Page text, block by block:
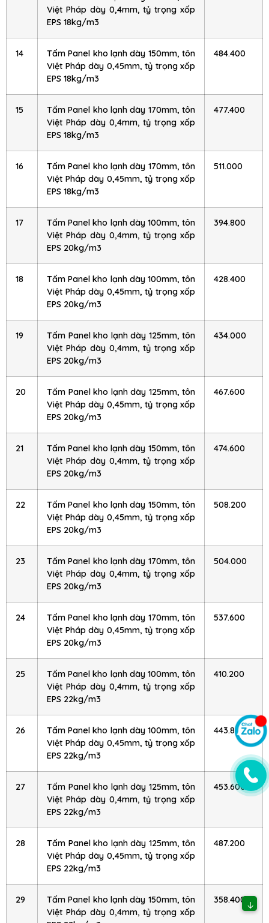
Việt Pháp dày 0,4mm, tỷ trọng xốp
EPS 18kg/m3
14
Tấm Panel kho lạnh dày 150mm, tôn
Việt Pháp dày 0,45mm, tỷ trọng xốp
EPS 18kg/m3
484.400
15
Tấm Panel kho lạnh dày 170mm, tôn
Việt Pháp dày 0,4mm, tỷ trọng xốp
EPS 18kg/m3
477.400
16
Tấm Panel kho lạnh dày 170mm, tôn
Việt Pháp dày 0,45mm, tỷ trọng xốp
EPS 18kg/m3
511.000
17
Tấm Panel kho lạnh dày 100mm, tôn
Việt Pháp dày 0,4mm, tỷ trọng xốp
EPS 20kg/m3
394.800
18
Tấm Panel kho lạnh dày 100mm, tôn
Việt Pháp dày 0,45mm, tỷ trọng xốp
EPS 20kg/m3
428.400
19
Tấm Panel kho lạnh dày 125mm, tôn
Việt Pháp dày 0,4mm, tỷ trọng xốp
EPS 20kg/m3
434.000
20
Tấm Panel kho lạnh dày 125mm, tôn
Việt Pháp dày 0,45mm, tỷ trọng xốp
EPS 20kg/m3
467.600
21
Tấm Panel kho lạnh dày 150mm, tôn
Việt Pháp dày 0,4mm, tỷ trọng xốp
EPS 20kg/m3
474.600
22
Tấm Panel kho lạnh dày 150mm, tôn
Việt Pháp dày 0,45mm, tỷ trọng xốp
EPS 20kg/m3
508.200
23
Tấm Panel kho lạnh dày 170mm, tôn
Việt Pháp dày 0,4mm, tỷ trọng xốp
EPS 20kg/m3
504.000
24
Tấm Panel kho lạnh dày 170mm, tôn
Việt Pháp dày 0,45mm, tỷ trọng xốp
EPS 20kg/m3
537.600
25
Tấm Panel kho lạnh dày 100mm, tôn
Việt Pháp dày 0,4mm, tỷ trọng xốp
EPS 22kg/m3
410.200
26
Tấm Panel kho lạnh dày 100mm, tôn
Việt Pháp dày 0,45mm, tỷ trọng xốp
EPS 22kg/m3
443.800
27
Tấm Panel kho lạnh dày 125mm, tôn
Việt Pháp dày 0,4mm, tỷ trọng xốp
EPS 22kg/m3
453.600
28
Tấm Panel kho lạnh dày 125mm, tôn
Việt Pháp dày 0,45mm, tỷ trọng xốp
EPS 22kg/m3
487.200
29
Tấm Panel kho lạnh dày 150mm, tôn
Việt Pháp dày 0,4mm, tỷ trọng xốp
358.400 ↓